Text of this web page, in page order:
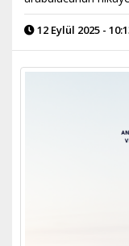
12 Eylül 2025 -